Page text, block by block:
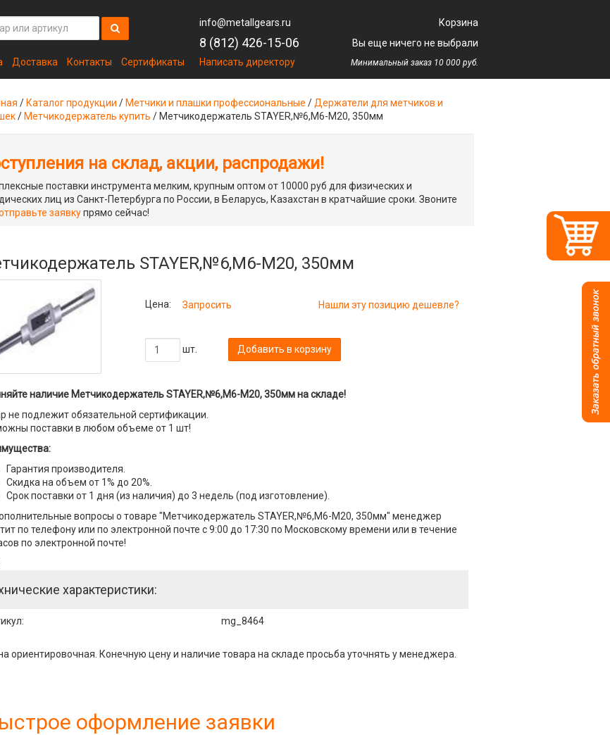
Доставка Контакты Сертификаты
info@metallgears.ru
8 (812) 426-15-06
Написать директору
Корзина
Вы еще ничего не выбрали
Минимальный заказ 10 000 руб.
/ Каталог продукции / Метчики и плашки профессиональные / Держатели для метчиков и
/ Метчикодержатель купить / Метчикодержатель STAYER,№6,М6-М20, 350мм
на склад, акции, распродажи!
поставки инструмента мелким, крупным оптом от 10000 руб для физических и
лиц из Санкт-Петербурга по России, в Беларусь, Казахстан в кратчайшие сроки. Звоните
заявкупрямо сейчас!
STAYER,№6,М6-М20, 350мм
Цена: Запросить Нашли эту позицию дешевле?
шт. Добавить в корзину
наличие Метчикодержатель STAYER,№6,М6-М20, 350мм на складе!
не подлежит обязательной сертификации.
поставки в любом объеме от 1 шт!
Гарантия производителя.
Скидка на объем от 1% до 20%.
Срок поставки от 1 дня (из наличия) до 3 недель (под изготовление).
вопросы о товаре "Метчикодержатель STAYER,№6,М6-М20, 350мм" менеджер
по телефону или по электронной почте с 9:00 до 17:30 по Московскому времени или в течение
по электронной почте!
характеристики:
: mg_8464
ориентировочная. Конечную цену и наличие товара на складе просьба уточнять у менеджера.
оформление заявки